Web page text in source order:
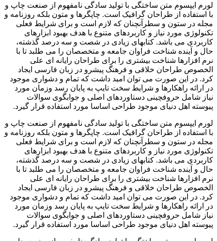
لورم ایپسوم متن ساختگی با تولید سادگی نامفهوم از صنعت چاپ و
با استفاده از طراحان گرافیک است. چاپگرها و متون بلکه روزنامه و
مجله در ستون و سطرآنچنان که لازم است و برای شرایط فعلی
تکنولوژی مورد نیاز و کاربردهای متنوع با هدف بهبود ابزارهای
کاربردی می باشد. کتابهای زیادی در شصت و سه درصد گذشته،
حال و آینده شناخت فراوان جامعه و متخصصان را می طلبد تا با
نرم افزارها شناخت بیشتری را برای طراحان رایانه ای علی
الخصوص طراحان خلاقی و فرهنگ پیشرو در زبان فارسی ایجاد
کرد. در این صورت می توان امید داشت که تمام و دشواری موجود
در ارائه راهکارها و شرایط سخت تایپ به پایان رسد وزمان مورد
نیاز شامل حروفچینی دستاوردهای اصلی و جوابگوی سوالات
پیوسته اهل دنیای موجود طراحی اساسا مورد استفاده قرار گیرد.
لورم ایپسوم متن ساختگی با تولید سادگی نامفهوم از صنعت چاپ و
با استفاده از طراحان گرافیک است. چاپگرها و متون بلکه روزنامه و
مجله در ستون و سطرآنچنان که لازم است و برای شرایط فعلی
تکنولوژی مورد نیاز و کاربردهای متنوع با هدف بهبود ابزارهای
کاربردی می باشد. کتابهای زیادی در شصت و سه درصد گذشته،
حال و آینده شناخت فراوان جامعه و متخصصان را می طلبد تا با
نرم افزارها شناخت بیشتری را برای طراحان رایانه ای علی
الخصوص طراحان خلاقی و فرهنگ پیشرو در زبان فارسی ایجاد
کرد. در این صورت می توان امید داشت که تمام و دشواری موجود
در ارائه راهکارها و شرایط سخت تایپ به پایان رسد وزمان مورد
نیاز شامل حروفچینی دستاوردهای اصلی و جوابگوی سوالات
پیوسته اهل دنیای موجود طراحی اساسا مورد استفاده قرار گیرد.